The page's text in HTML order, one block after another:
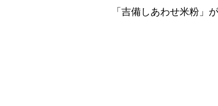
「吉備しあわせ米粉」